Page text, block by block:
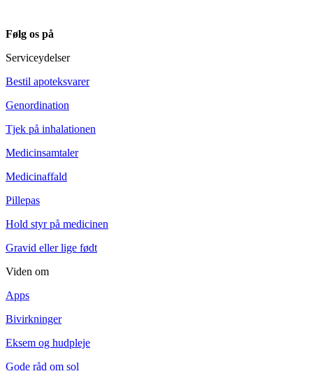
Følg os på
Serviceydelser
Bestil apoteksvarer
Genordination
Tjek på inhalationen
Medicinsamtaler
Medicinaffald
Pillepas
Hold styr på medicinen
Gravid eller lige født
Viden om
Apps
Bivirkninger
Eksem og hudpleje
Gode råd om sol